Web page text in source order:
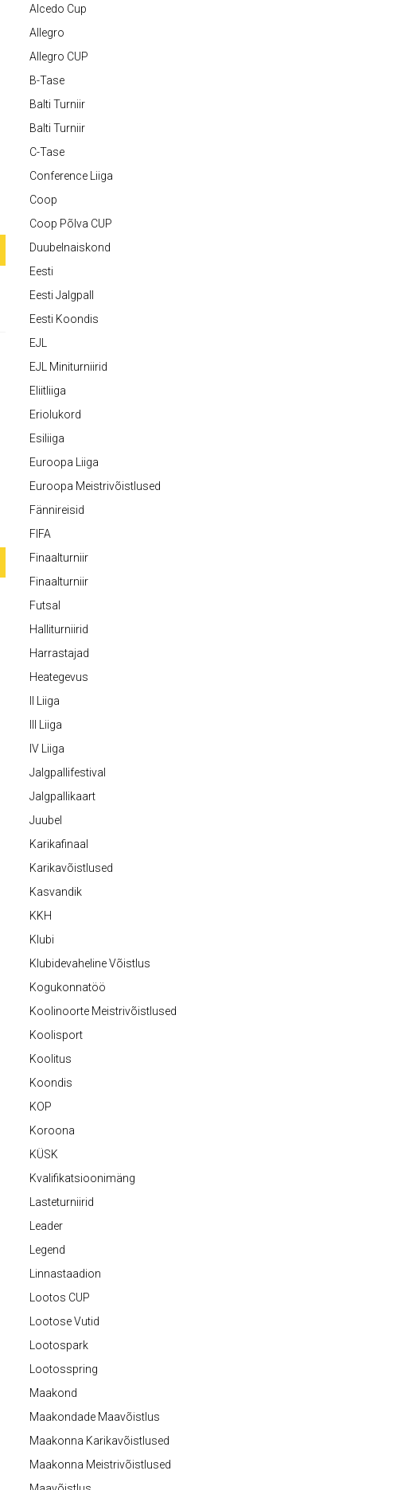
Alcedo Cup
Allegro
Allegro CUP
B-Tase
Balti Turniir
Balti Turniir
C-Tase
Conference Liiga
Coop
Coop Põlva CUP
Duubelnaiskond
Eesti
Eesti Jalgpall
Eesti Koondis
EJL
EJL Miniturniirid
Eliitliiga
Eriolukord
Esiliiga
Euroopa Liiga
Euroopa Meistrivõistlused
Fännireisid
FIFA
Finaalturniir
Finaalturniir
Futsal
Halliturniirid
Harrastajad
Heategevus
II Liiga
III Liiga
IV Liiga
Jalgpallifestival
Jalgpallikaart
Juubel
Karikafinaal
Karikavõistlused
Kasvandik
KKH
Klubi
Klubidevaheline Võistlus
Kogukonnatöö
Koolinoorte Meistrivõistlused
Koolisport
Koolitus
Koondis
KOP
Koroona
KÜSK
Kvalifikatsioonimäng
Lasteturniirid
Leader
Legend
Linnastaadion
Lootos CUP
Lootose Vutid
Lootospark
Lootosspring
Maakond
Maakondade Maavõistlus
Maakonna Karikavõistlused
Maakonna Meistrivõistlused